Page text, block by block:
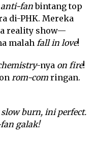
anti-fanbintang top
di-PHK. Mereka
reality show—
malah fall in love!
-nya on fire!
rom-com ringan.
burn, ini perfect.
galak!